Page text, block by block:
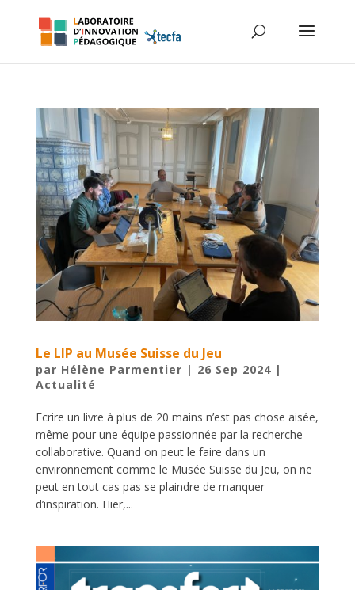
Le LIP au Musée Suisse du Jeu
par Hélène Parmentier | 26 Sep 2024|
Actualité
Ecrire un livre à plus de 20 mains n’est pas chose aisée,
même pour une équipe passionnée par la recherche
collaborative. Quand on peut le faire dans un
environnement comme le Musée Suisse du Jeu, on ne
peut en tout cas pas se plaindre de manquer
d’inspiration. Hier,...